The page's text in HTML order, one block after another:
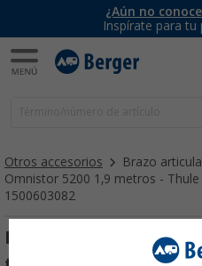
¿Aún no
Inspírate para tu
Otros accesorios
Brazo
Omnistor 5200 1,9 metros -
1500603082
Brazo articulado